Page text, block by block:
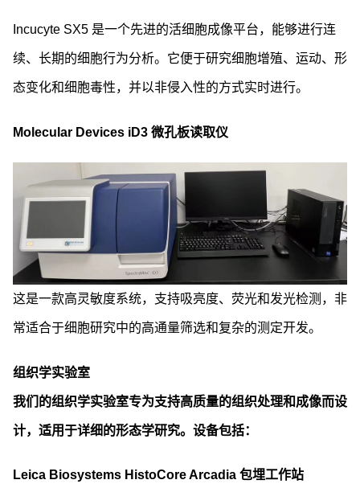
Incucyte SX5 是一个先进的活细胞成像平台，能够进行连
续、长期的细胞行为分析。它便于研究细胞增殖、运动、形
态变化和细胞毒性，并以非侵入性的方式实时进行。
Molecular Devices iD3 微孔板读取仪
这是一款高灵敏度系统，支持吸亮度、荧光和发光检测，非
常适合于细胞研究中的高通量筛选和复杂的测定开发。
组织学实验室
我们的组织学实验室专为支持高质量的组织处理和成像而设
计，适用于详细的形态学研究。设备包括：
Leica Biosystems HistoCore Arcadia 包埋工作站